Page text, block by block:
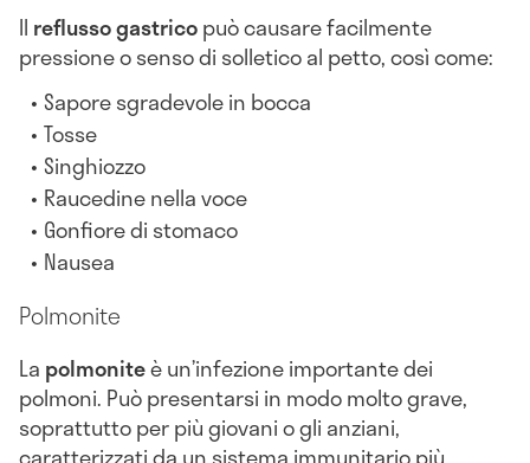
Il reflusso gastricopuò causare facilmente
pressione o senso di solletico al petto, così come:
Sapore sgradevole in bocca
Tosse
Singhiozzo
Raucedine nella voce
Gonfiore di stomaco
Nausea
Polmonite
La polmoniteè un’infezione importante dei
polmoni. Può presentarsi in modo molto grave,
soprattutto per più giovani o gli anziani,